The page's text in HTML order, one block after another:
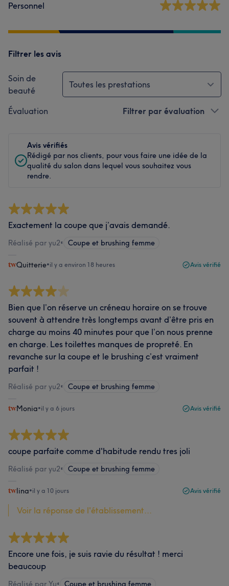
Personnel
Filtrer les avis
Soin de
beauté
Toutes les prestations
Évaluation Filtrer par évaluation
Avis vérifiés
Rédigé par nos clients, pour vous faire une idée de la
qualité du salon dans lequel vous souhaitez vous
rendre.
Exactement la coupe que j’avais demandé.
Réalisé par yu2• Coupe et brushing femme
Quitterie•il y a environ 18 heures Avis vérifié
Bien que l’on réserve un créneau horaire on se trouve
souvent à attendre très longtemps avant d’être pris en
charge au moins 40 minutes pour que l’on nous prenne
en charge. Les toilettes manques de propreté. En
revanche sur la coupe et le brushing c’est vraiment
parfait !
Réalisé par yu2• Coupe et brushing femme
Monia•il y a 6 jours Avis vérifié
coupe parfaite comme d'habitude rendu tres joli
Réalisé par yu2• Coupe et brushing femme
lina•il y a 10 jours Avis vérifié
Voir la réponse de l'établissement...
Encore une fois, je suis ravie du résultat ! merci
beaucoup
Réalisé par Yu• Coupe et brushing femme